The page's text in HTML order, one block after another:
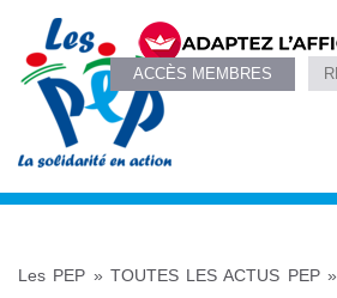
ACCÈS MEMBRES
Les PEP » TOUTES LES ACTUS PEP»